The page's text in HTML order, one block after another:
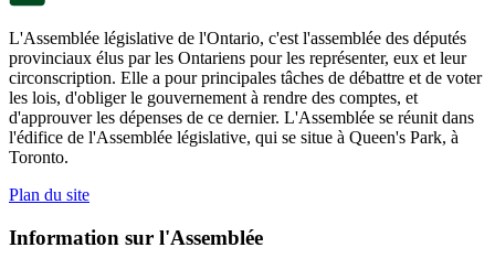
L'Assemblée législative de l'Ontario, c'est l'assemblée des députés
provinciaux élus par les Ontariens pour les représenter, eux et leur
circonscription. Elle a pour principales tâches de débattre et de voter
les lois, d'obliger le gouvernement à rendre des comptes, et
d'approuver les dépenses de ce dernier. L'Assemblée se réunit dans
l'édifice de l'Assemblée législative, qui se situe à Queen's Park, à
Toronto.
Plan du site
Information sur l'Assemblée